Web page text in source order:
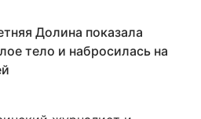
Долина показала
тело и набросилась на